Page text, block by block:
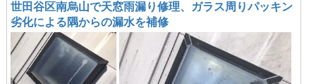
世田谷区南烏山で天窓雨漏り修理、ガラス周りパッキン
劣化による隅からの漏水を補修